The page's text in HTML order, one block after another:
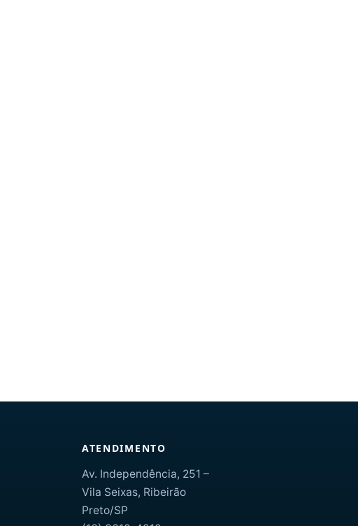
ATENDIMENTO
Av. Independência, 251 –
Vila Seixas, Ribeirão
Preto/SP